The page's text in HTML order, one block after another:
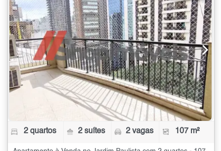
2 quartos 2 suítes 2 vagas 107 m²